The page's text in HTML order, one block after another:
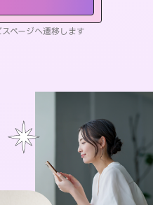
ページへ遷移します